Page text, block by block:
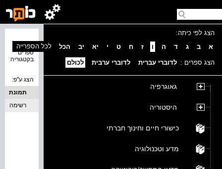
הצג לפי כיתה:
א
ב ג ד ה ו ז ח ט י יא יב הכל
הצג ספרים : לדוברי עברית לדוברי ערבית לכולם
גאוגרפיה
היסטוריה
כישורי חיים וחינוך חברתי
מדע וטכנולוגיה
ספרים
בקטגוריה
לכל הספרייה
הצג ע''פ:
תמונת
כריכה
רשימה